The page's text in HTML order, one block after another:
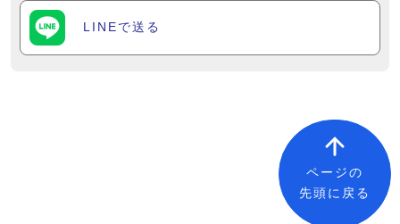
LINEで送る
ページの
先頭に戻る